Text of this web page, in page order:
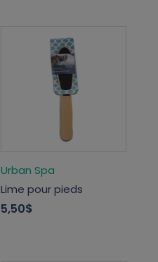
Urban Spa
Lime pour pieds
5,50$